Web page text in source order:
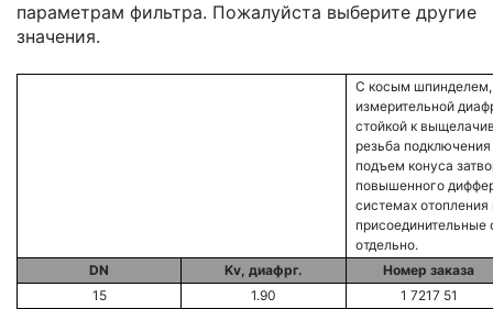
параметрам фильтра. Пожалуйста выберите другие
значения.
C косым шпинделем,
измерительной
стойкой к
резьба
подъем конуса
повышенного
системах
присоединительные
отдельно.
DN
Kv, диафрг.
Номер заказа
15
1.90
1 7217 51